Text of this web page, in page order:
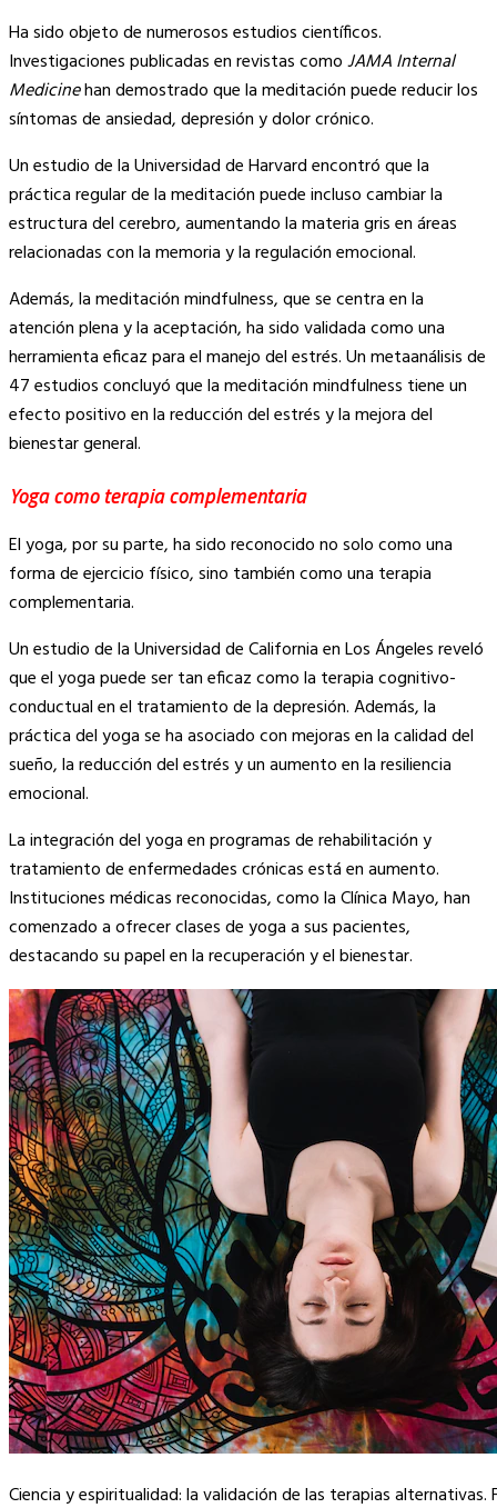
Ha sido objeto de numerosos estudios científicos.
Investigaciones publicadas en revistas comoJAMA Internal
Medicinehan demostrado que la meditación puede reducir los
síntomas de ansiedad, depresión y dolor crónico.
Un estudio de la Universidad de Harvard encontró que la
práctica regular de la meditación puede incluso cambiar la
estructura del cerebro, aumentando la materia gris en áreas
relacionadas con la memoria y la regulación emocional.
Además, la meditación mindfulness, que se centra en la
atención plena y la aceptación, ha sido validada como una
herramienta eficaz para el manejo del estrés. Un metaanálisis de
47 estudios concluyó que la meditación mindfulness tiene un
efecto positivo en la reducción del estrés y la mejora del
bienestar general.
Yoga como terapia complementaria
El yoga, por su parte, ha sido reconocido no solo como una
forma de ejercicio físico, sino también como una terapia
complementaria.
Un estudio de la Universidad de California en Los Ángeles reveló
que el yoga puede ser tan eficaz como la terapia cognitivo-
conductual en el tratamiento de la depresión. Además, la
práctica del yoga se ha asociado con mejoras en la calidad del
sueño, la reducción del estrés y un aumento en la resiliencia
emocional.
La integración del yoga en programas de rehabilitación y
tratamiento de enfermedades crónicas está en aumento.
Instituciones médicas reconocidas, como la Clínica Mayo, han
comenzado a ofrecer clases de yoga a sus pacientes,
destacando su papel en la recuperación y el bienestar.
Ciencia y espiritualidad: la validación de las terapias alternativas.